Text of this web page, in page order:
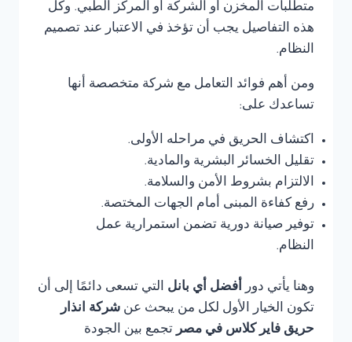
متطلبات المخزن أو الشركة أو المركز الطبي. وكل
هذه التفاصيل يجب أن تؤخذ في الاعتبار عند تصميم
النظام.
ومن أهم فوائد التعامل مع شركة متخصصة أنها
تساعدك على:
اكتشاف الحريق في مراحله الأولى.
تقليل الخسائر البشرية والمادية.
الالتزام بشروط الأمن والسلامة.
رفع كفاءة المبنى أمام الجهات المختصة.
توفير صيانة دورية تضمن استمرارية عمل
النظام.
وهنا يأتي دور أفضل أي بانل التي تسعى دائمًا إلى أن
تكون الخيار الأول لكل من يبحث عن شركة انذار
حريق فاير كلاس في مصرتجمع بين الجودة